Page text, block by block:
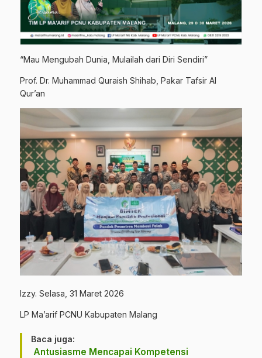
“Mau Mengubah Dunia, Mulailah dari Diri Sendiri”
Prof. Dr. Muhammad Quraish Shihab, Pakar Tafsir Al
Qur’an
Izzy. Selasa, 31 Maret 2026
LP Ma’arif PCNU Kabupaten Malang
Baca juga:
Antusiasme Mencapai Kompetensi